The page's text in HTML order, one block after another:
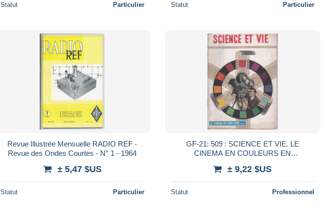
Statut Particulier Statut Particulier
Revue Illustrée Mensuelle RADIO REF -
Revue des Ondes Courtes - N° 1 - 1964
± 5,47 $US
Statut Particulier
GF-21: 509 : SCIENCE ET VIE. LE
CINEMA EN COULEURS EN
1946.
± 9,22 $US
Statut Professionnel